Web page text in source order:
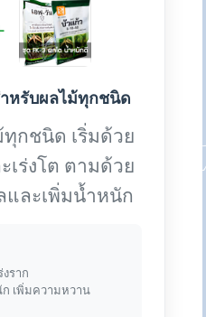
ำหรับผลไม้ทุกชนิด
กชนิด เริ่มด้วย
เร่งโต ตามด้วย
และเพิ่มน้ำหนัก
งราก
ก เพิ่มความหวาน